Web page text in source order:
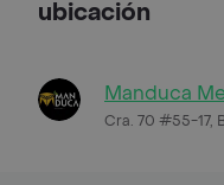
ubicación
Manduca
Cra. 70 #55-17,